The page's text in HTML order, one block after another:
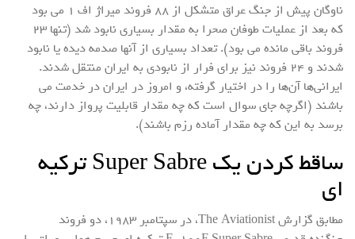
ناوگان پیش از جنگ عراق متشکل از ۸۸ فروند میراژ اف ۱ می بود
که بعد از عملیات طوفان صحرا به مقدار بسیاری نابود شد (تنها ۲۳
فروند باقی مانده می بود). تعداد بسیاری از آنها صدمه دیده یا نابود
شدند و ۲۴ فروند نیز برای فرار از نابودی به ایران منتقل شدند.
ایرانی‌ها آن‌ها را در اختیار گرفته، و امروز در ایران در خدمت می
باشند (اگرچه جای سوال است که چه مقدار قابلیت پرواز دارند، چه
برسد به این که چه مقدار آماده رزم باشند).
ساقط کردن یک Super Sabre ترکیه
ای
مطابق گزارش The Aviationist، در سپتامبر ۱۹۸۳، دو فروند